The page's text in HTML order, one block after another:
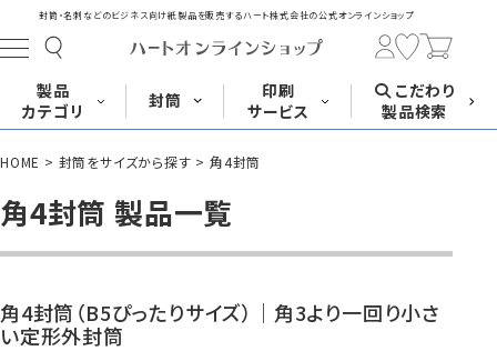
封筒・名刺などのビジネス向け紙製品を販売するハート株式会社の公式オンラインショップ
製品
カテゴリ
封筒
長形封筒 角形封筒
A4横3つ折
120×235
A4横3つ折
120×235
B5横3つ折
90×205
印刷
サービス
こだわり
製品検索
HOME 封筒をサイズから探す 角4封筒
角4封筒 製品一覧
角4封筒（B5ぴったりサイズ）｜角3より一回り小さ
い定形外封筒